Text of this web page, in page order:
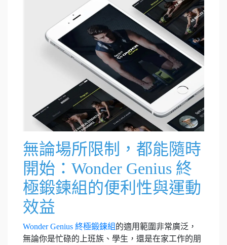
無論場所限制，都能隨時
開始：Wonder Genius 終
極鍛鍊組的便利性與運動
效益
Wonder Genius 終極鍛鍊組的適用範圍非常廣泛，
無論你是忙碌的上班族、學生，還是在家工作的朋